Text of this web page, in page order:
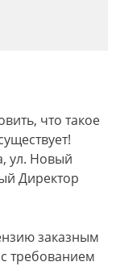
что такое
ул. Новый
Директор
заказным
требованием